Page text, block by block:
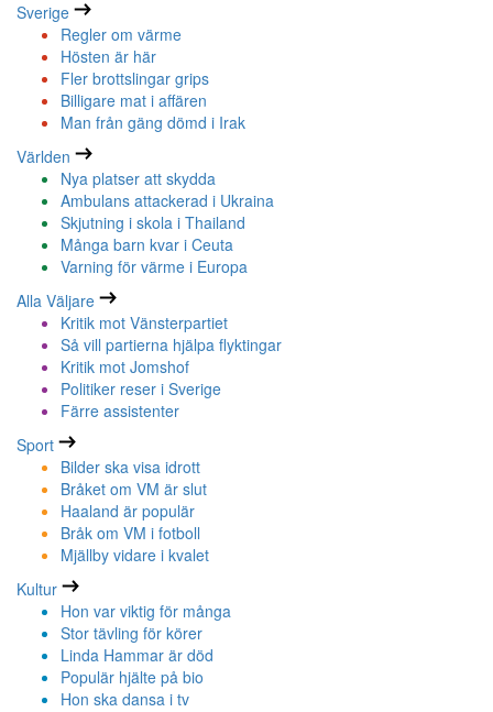
Sverige
Regler om värme
Hösten är här
Fler brottslingar grips
Billigare mat i affären
Man från gäng dömd i Irak
Världen
Nya platser att skydda
Ambulans attackerad i Ukraina
Skjutning i skola i Thailand
Många barn kvar i Ceuta
Varning för värme i Europa
Alla Väljare
Kritik mot Vänsterpartiet
Så vill partierna hjälpa flyktingar
Kritik mot Jomshof
Politiker reser i Sverige
Färre assistenter
Sport
Bilder ska visa idrott
Bråket om VM är slut
Haaland är populär
Bråk om VM i fotboll
Mjällby vidare i kvalet
Kultur
Hon var viktig för många
Stor tävling för körer
Linda Hammar är död
Populär hjälte på bio
Hon ska dansa i tv